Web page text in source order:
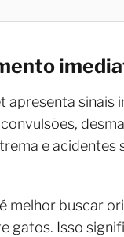
sinais
e acidentes
melhor buscar
Isso